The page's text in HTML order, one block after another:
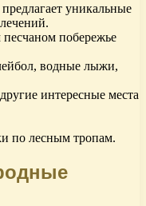
уникальные
побережье
водные лыжи,
интересные места
по лесным тропам.